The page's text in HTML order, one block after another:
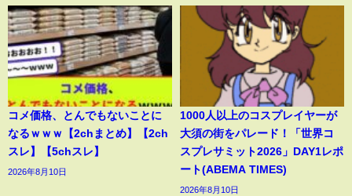
コメ価格、とんでもないことに
なるｗｗｗ【2chまとめ】【2ch
スレ】【5chスレ】
2026年8月10日
1000人以上のコスプレイヤーが
大須の街をパレード！「世界コ
スプレサミット2026」DAY1レポ
ート(ABEMA TIMES)
2026年8月10日